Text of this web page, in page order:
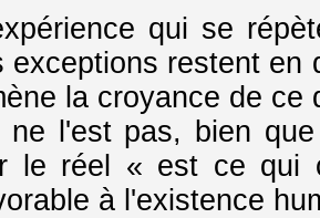
qui se
exceptions restent
la croyance de ce
ne l'est pas, bien
le réel « est ce qui
à l'existence